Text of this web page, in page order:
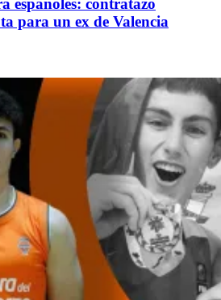
españoles: contratazo
para un ex de Valencia